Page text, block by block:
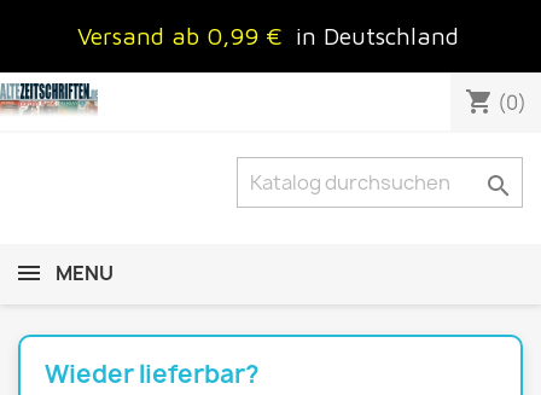
Versand ab 0,99 € in Deutschland
shopping_cart (0)

MENU
Wieder lieferbar?